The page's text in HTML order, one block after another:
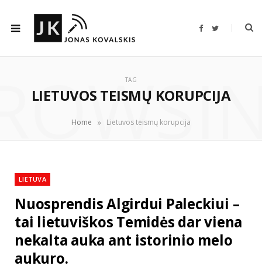
F
b
T
t
TAG
LIETUVOS TEISMŲ KORUPCIJA
Home » Lietuvos teismų korupcija
LIETUVA
Nuosprendis Algirdui Paleckiui –
tai lietuviškos Temidės dar viena
nekalta auka ant istorinio melo
aukuro.